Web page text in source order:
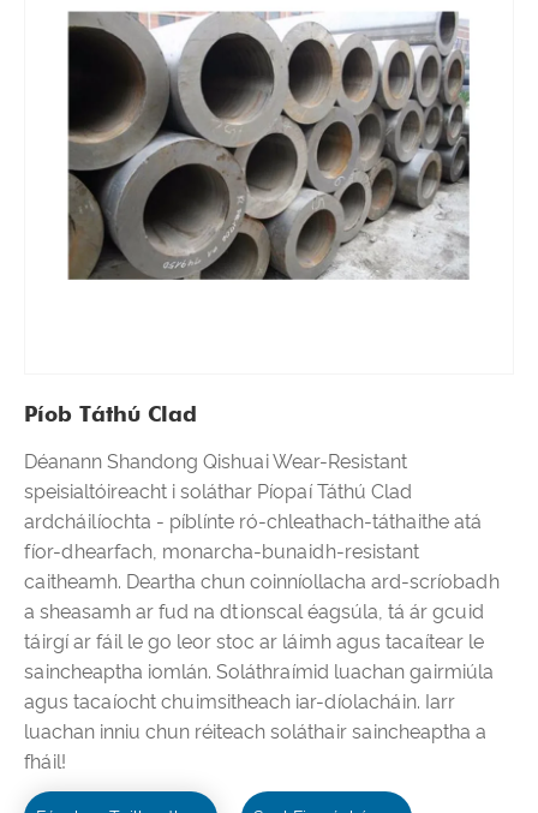
Píob Táthú Clad
Déanann Shandong Qishuai Wear-Resistant
speisialtóireacht i soláthar Píopaí Táthú Clad
ardcháilíochta - píblínte ró-chleathach-táthaithe atá
fíor-dhearfach, monarcha-bunaidh-resistant
caitheamh. Deartha chun coinníollacha ard-scríobadh
a sheasamh ar fud na dtionscal éagsúla, tá ár gcuid
táirgí ar fáil le go leor stoc ar láimh agus tacaítear le
saincheaptha iomlán. Soláthraímid luachan gairmiúla
agus tacaíocht chuimsitheach iar-díolacháin. Iarr
luachan inniu chun réiteach soláthair saincheaptha a
fháil!